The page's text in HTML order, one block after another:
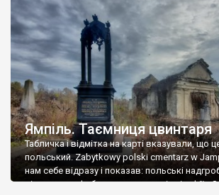
Ямпіль. Таємниця цвинтаря
Табличка і відмітка на карті вказували, що
польський. Zabytkowy polski cmentarz w
нам себе відразу і показав: польські
віднести до фабричних, польські епітафії…